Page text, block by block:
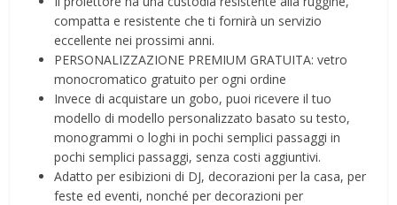
compatta e resistente che ti fornirà un servizio
eccellente nei prossimi anni.
PERSONALIZZAZIONE PREMIUM GRATUITA: vetro
monocromatico gratuito per ogni ordine
Invece di acquistare un gobo, puoi ricevere il tuo
modello di modello personalizzato basato su testo,
monogrammi o loghi in pochi semplici passaggi in
pochi semplici passaggi, senza costi aggiuntivi.
Adatto per esibizioni di DJ, decorazioni per la casa, per
feste ed eventi, nonché per decorazioni per